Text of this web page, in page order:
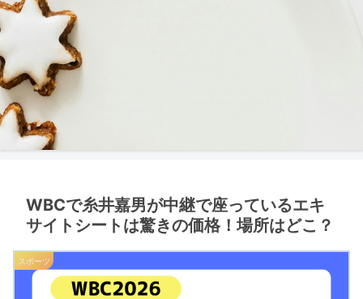
WBCで糸井嘉男が中継で座っているエキ
サイトシートは驚きの価格！場所はどこ？
スポーツ